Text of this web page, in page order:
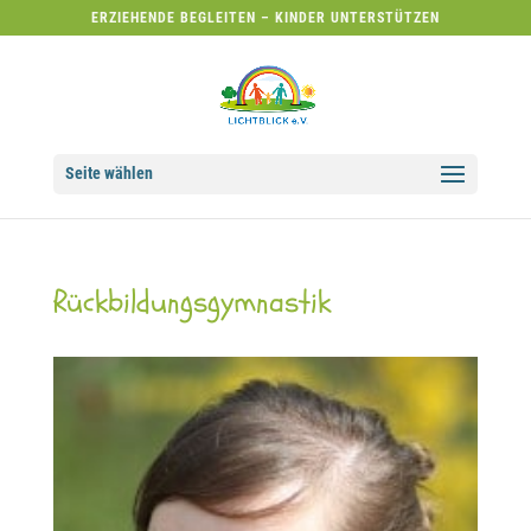
ERZIEHENDE BEGLEITEN – KINDER UNTERSTÜTZEN
Seite wählen
Rückbildungsgymnastik